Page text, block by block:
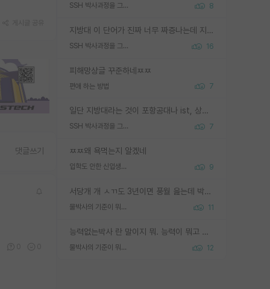
SSH 박사과정을 그만두고 지방대 박사로 옮기면 교수의 꿈은 끝일까요? 8
지방대 이 단어가 진짜 너무 짜증나는데 지방대면 다 그냥 쓰레기인가요? 무슨 말 같지도 않은 댓글들이 있는건지??? 지방에도 충분히 좋은 대학 많고 충분히 잘하는 교수님들 많습니다 포항공대 4개 IST 대표 지거국들 여기 모두 다 지방에 있고 여기 출신들 중에 교수하는 분들 적지 않습니다 지거국 출신이 무슨 교수를 하냐?라고 생각할 사람들 많은데 상위 대표 지거국에 아웃라이어들 많습니다 결국 개인의 연구역량과 실적이 중요합니다 이 역량을 펼치는데 있어서 지도교수와의 합도 중요합니다. 그리고 경력이 필요하면 해외포닥까지 다녀오세요
SSH 박사과정을 그만두고 지방대 박사로 옮기면 교수의 꿈은 끝일까요? 16
피해망상글 꾸준하네ㅉㅉ
편애 하는 방법 7
일단 지방대라는 것이 포항공대나 ist, 상위 지거국은 아니라고 생각하겠습니다. 그런곳은 서성한에 비해 소위 대학 네임밸류가 크게 뒤떨어지지는 않으니까요. 대학 이름이 중요하냐? 당연합니다. 대학 이름이 좋아서 좋은 아웃풋이 나오는 것이냐, 좋은 대학은 좋은 사람과 좋은 기회가 몰려있으니 아웃풋도 자연스럽게 좋아지는 것이냐? 대답하기 어려운 문제입니다. 아직 한국 사회에서 학벌을 보는 것도, 특히 이공계를 중심으로 학벌보다는 실적 위주라는 분위기가 형성되는 것도 사실입니다. 지방대 출신으로 전임교수가 될수 있느냐? 가능 불가능을 따지면 당연히 가능입니다. 지방대 박사 출신으로 전임교원이 된 경우가 실제로 있으니까요. 현실적인 가능성이 있느냐? 지금 이정도 대학의 교수가 되고싶다고 생각되는 대학 들어가서 컴공과 교수 목록 켜고 박사 어디서 받았는지 쭉 한번 보세요. 냉정하게 지방대 출신인 분들이 많지는 않으실겁니다.
SSH 박사과정을 그만두고 지방대 박사로 옮기면 교수의 꿈은 끝일까요? 7
ㅉㅉ왜 욕먹는지 알겠네
입학도 안한 신입생이 원래 관심을 받나요 9
서당개 개 ㅅㄲ도 3년이면 풍월 읊는데 박사 5년 이상 대리고 있으면서 물된건 교수 탓 맞는ㄱ게 거기가 서당이 아니란 소리임
물박사의 기준이 뭐임? 11
능력없는박사 란 말이지 뭐. 능력이 뭐고 능력이 있다는게 뭔지는 사람마다 기준이 다르니까 얘기해봐야 서로 자기 기준만 얘기해서 논쟁이 끝이 안나고. 주위에서 능력있고 야심있는 신입생이 교수가 유의미한 피드백을 아예 안주면서 제대로된 과제에 참여해볼 기회도 제공하지 않고 잡일 뺑뺑이만 돌려서 맨날 단순작업만 하면서 밤새다가 눈빛이 점점 죽어가는걸 본 사람은 물박사는 교수탓이라고 하고, 교수는 이것저것 알려도 주고 기회도 주고 사수 동기 붙여주면서 어떻게든 끌고가려고 하는데 본인이 매일 뺀질거리면서 출근 하는둥마는둥 하다가 기껏 와서도 폰이나 쳐다보다가 실험 망치고 저녁약속있어서 먼저 가볼게요~ 하는걸 본 사람은 물박사는 본인탓이라고 함.
물박사의 기준이 뭐임? 12
댓글쓰기